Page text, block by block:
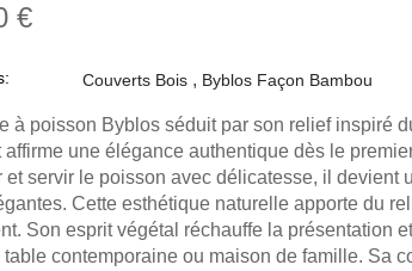
€
Couverts Bois Byblos Façon Bambou
à poisson Byblos séduit par son relief inspiré
affirme une élégance authentique dès le
et servir le poisson avec délicatesse, il devient
Cette esthétique naturelle apporte du
Son esprit végétal réchauffe la présentation
table contemporaine ou maison de famille. Sa